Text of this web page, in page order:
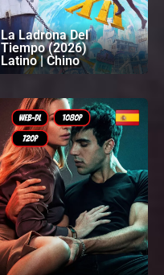
La Ladrona Del
Tiempo (2026)
Latino | Chino